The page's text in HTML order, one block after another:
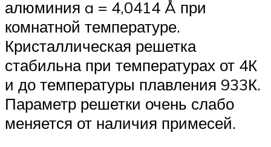
алюминия a = 4,0414 Å при
комнатной температуре.
Кристаллическая решетка
стабильна при температурах от 4К
и до температуры плавления 933К.
Параметр решетки очень слабо
меняется от наличия примесей.